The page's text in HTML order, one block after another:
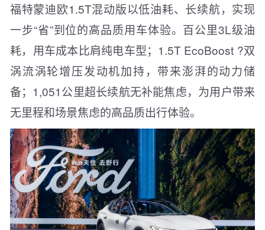
福特蒙迪欧1.5T混动版以低油耗、长续航，实现
一步“省”到位的高品质用车体验。百公里3L级油
耗，用车成本比肩纯电车型；1.5T EcoBoost ?双
涡流涡轮增压发动机加持，带来澎湃的动力储
备；1,051公里超长续航无补能焦虑，为用户带来
无里程和场景焦虑的高品质出行体验。